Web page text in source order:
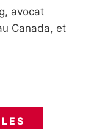
avocat
Canada, et